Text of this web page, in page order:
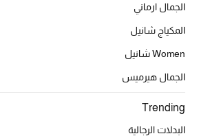
دليل ملتزمات الحقائب
حقائب رجالية
حقائب الأطفال
أبرز المصممين
الجمال ارماني
المكياج شانيل
Women شانيل
الجمال هيرميس
Trending
البدلات الرجالية